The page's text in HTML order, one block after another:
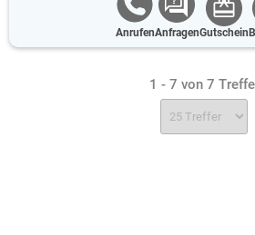
AnrufenAnfragenGutschein
1 - 7 von 7